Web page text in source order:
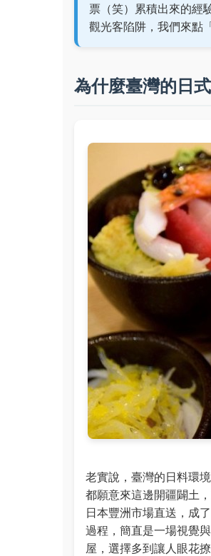
票（笑）累積出來的經
觀光客陷阱，我們來點
為什麼臺灣的日
老實說，臺灣的日料環
都願意來這邊開疆闢土
日本豐洲市場直送，成
過程，簡直是一場視覺
屋，選擇多到讓人眼花